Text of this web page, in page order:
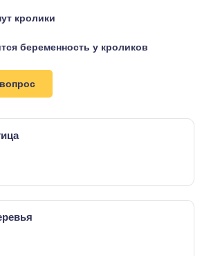
кролики
беременность у кроликов